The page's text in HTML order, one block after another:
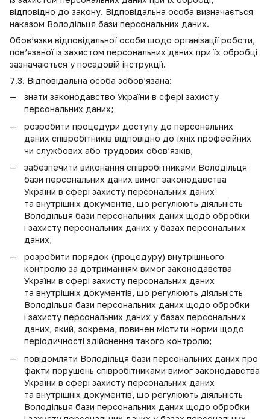
відповідно до закону. Відповідальна особа визначається
наказом Володільця бази персональних даних.
Обов’язки відповідальної особи щодо організації роботи,
пов’язаної із захистом персональних даних при їх обробці
зазначаються у посадовій інструкції.
7.3. Відповідальна особа зобов’язана:
знати законодавство України в сфері захисту
персональних даних;
розробити процедури доступу до персональних
даних співробітників відповідно до їхніх професійних
чи службових або трудових обов’язків;
забезпечити виконання співробітниками Володільця
бази персональних даних вимог законодавства
України в сфері захисту персональних даних
та внутрішніх документів, що регулюють діяльність
Володільця бази персональних даних щодо обробки
і захисту персональних даних у базах персональних
даних;
розробити порядок (процедуру) внутрішнього
контролю за дотриманням вимог законодавства
України в сфері захисту персональних даних
та внутрішніх документів, що регулюють діяльність
Володільця бази персональних даних щодо обробки
і захисту персональних даних у базах персональних
даних, який, зокрема, повинен містити норми щодо
періодичності здійснення такого контролю;
повідомляти Володільця бази персональних даних про
факти порушень співробітниками вимог законодавства
України в сфері захисту персональних даних
та внутрішніх документів, що регулюють діяльність
Володільця бази персональних даних щодо обробки